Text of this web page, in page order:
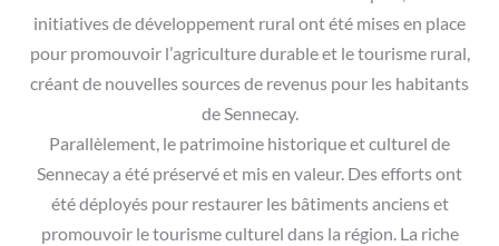
initiatives de développement rural ont été mises en place
pour promouvoir l’agriculture durable et le tourisme rural,
créant de nouvelles sources de revenus pour les habitants
de Sennecay.
Parallèlement, le patrimoine historique et culturel de
Sennecay a été préservé et mis en valeur. Des efforts ont
été déployés pour restaurer les bâtiments anciens et
promouvoir le tourisme culturel dans la région. La riche